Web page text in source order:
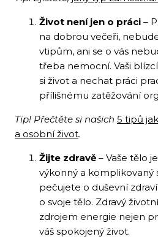
Život není jen o práci –
na dobrou večeři,
vtipům, ani se o vás
třeba nemocní. Vaši
si život a nechat práci
přílišnému zatěžování
Tip! Přečtěte si našich 5 tipů
a osobní život.
Žijte zdravě – Vaše tělo
výkonný a komplikovaný
pečujete o duševní
o svoje tělo. Zdravý
zdrojem energie nejen
váš spokojený život.